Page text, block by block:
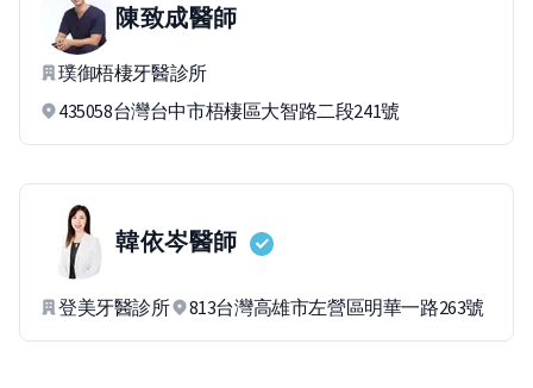
陳致成醫師
璞御梧棲牙醫診所
435058台灣台中市梧棲區大智路二段241號
韓依岑醫師
登美牙醫診所 813台灣高雄市左營區明華一路263號